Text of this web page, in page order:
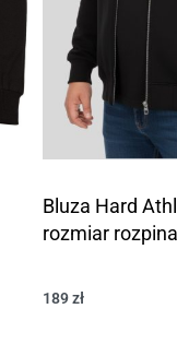
Bluza Hard
rozmiar
189zł